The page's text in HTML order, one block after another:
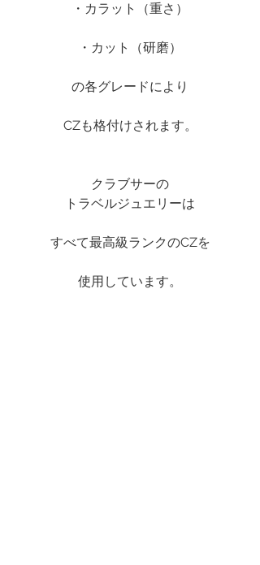
・カラット（重さ）
・カット（研磨）
の各グレードにより
CZも格付けされます。
クラブサーの
トラベルジュエリーは
すべて最高級ランクのCZを
使用しています。